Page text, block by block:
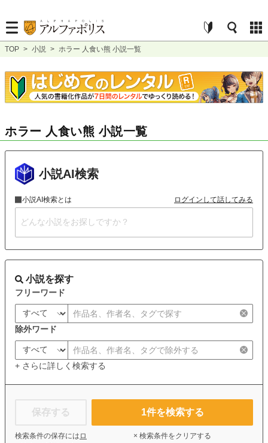
TOP > 小説 > ホラー 人食い熊 小説一覧
ホラー 人食い熊 小説一覧
小説AI検索
小説AI検索とは ログインして話してみる
小説を探す
フリーワード
除外ワード
+ さらに詳しく検索する
保存する
検索条件の保存には ロ
1件を検索する
× 検索条件をクリアする